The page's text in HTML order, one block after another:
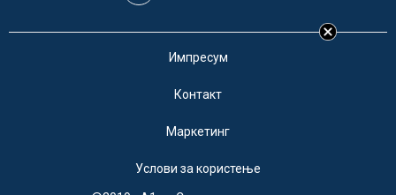
Импресум
Контакт
Маркетинг
Услови за користење